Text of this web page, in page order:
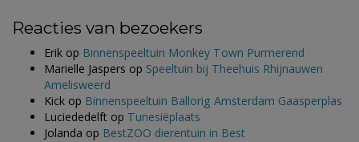
Reacties van bezoekers
Erik op Binnenspeeltuin Monkey Town Purmerend
Marielle Jaspers op Speeltuin bij Theehuis Rhijnauwen
Amelisweerd
Kick op Binnenspeeltuin Ballorig Amsterdam Gaasperplas
Luciededelft op Tunesiëplaats
Jolanda op BestZOO dierentuin in Best